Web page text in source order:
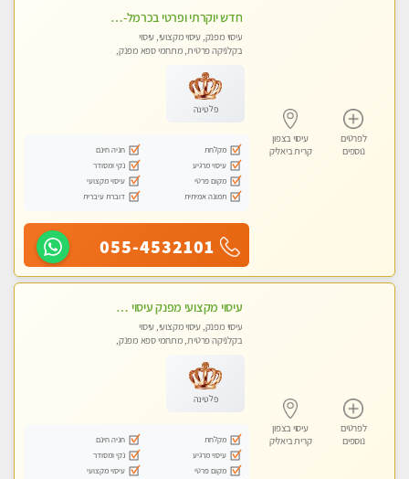
לפרטים
נוספים
עיסוי בצפון
קרית ביאליק
חדש יוקרתי ופרטי בכרמל-חיפה פנקו את עצמכם ברוגע פינוק וחוויה בלתי נשכחת ללא מין !!
עיסוי מפנק, עיסוי מקצועי, עיסוי
בקלניקה פרטית, מתחמי ספא מפנק,
פלטינה
מקלחת
חניה חינם
עיסוי מרגיע
נקי ומסודר
מקום פרטי
עיסוי מקצועי
תמונה אמיתית
דוברת עיברית
055-4532101
לפרטים
נוספים
עיסוי בצפון
קרית ביאליק
עיסוי מקצועי מפנק עיסוי עם אבנים חמות. מעסה עם תעודות. טיפול מרגיע משוחרר באווירה נעימה נקיה ומסודרת. יש חניה ומקלחת
עיסוי מפנק, עיסוי מקצועי, עיסוי
בקלניקה פרטית, מתחמי ספא מפנק,
פלטינה
מקלחת
חניה חינם
עיסוי מרגיע
נקי ומסודר
מקום פרטי
עיסוי מקצועי